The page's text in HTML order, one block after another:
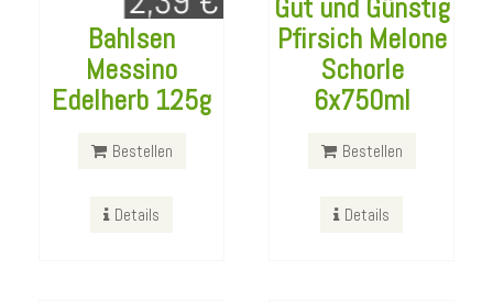
Bahlsen
Messino
Edelherb 125g
Bestellen
Details
Gut und Günstig
Pfirsich Melone
Schorle
6x750ml
Bestellen
Details
Aoste Gemüse
Sticks Rote
Beete 40g
Arizona White
Tea Blueberry
500ml